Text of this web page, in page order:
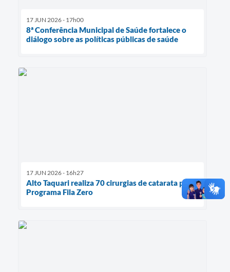
17 JUN 2026 - 17h00
8ª Conferência Municipal de Saúde fortalece o
diálogo sobre as políticas públicas de saúde
17 JUN 2026 - 16h27
Alto Taquari realiza 70 cirurgias de catarata pelo
Programa Fila Zero